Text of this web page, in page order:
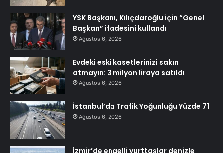
YSK Başkanı, Kılıçdaroğlu için “Genel
Başkan” ifadesini kullandı
Ağustos 6, 2026
Evdeki eski kasetlerinizi sakın
atmayın: 3 milyon liraya satıldı
Ağustos 6, 2026
İstanbul’da Trafik Yoğunluğu Yüzde 71
Ağustos 6, 2026
İzmir’de engelli yurttaşlar denizle